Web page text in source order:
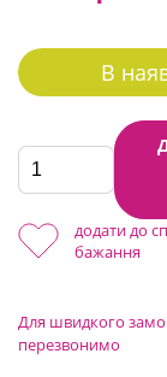
В
додати до
бажання
Для швидкого
перезвонимо